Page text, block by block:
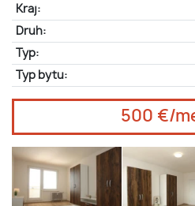
Kraj:
Druh:
Typ:
Typ bytu:
500 €/